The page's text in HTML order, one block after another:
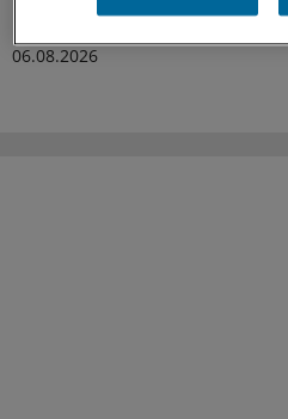
nicht? Kassenärzte und
06.08.2026